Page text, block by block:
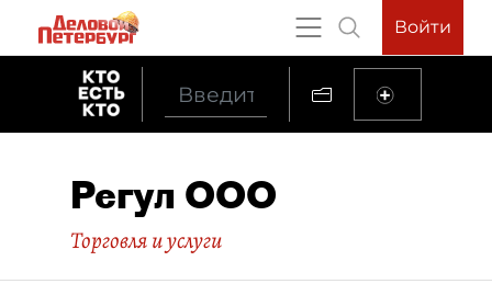
Войти
Регул ООО
Торговля и услуги